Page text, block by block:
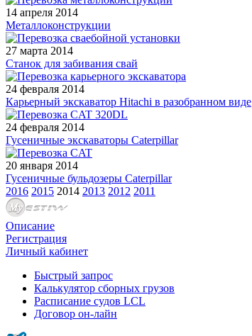
14 апреля 2014
Металлоконструкции
27 марта 2014
Станок для забивания свай
24 февраля 2014
Карьерный экскаватор Hitachi в разобранном виде
24 февраля 2014
Гусеничные экскаваторы Caterpillar
20 января 2014
Гусеничные бульдозеры Caterpillar
2016 2015 2014 2013 2012 2011
Описание
Регистрация
Личный кабинет
Быстрый запрос
Калькулятор сборных грузов
Расписание судов LCL
Договор он-лайн